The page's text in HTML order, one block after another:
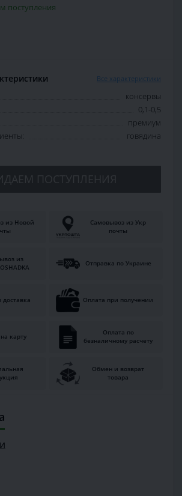
поступления
Все характеристики
консервы
0,1-0,5
премиум
говядина
ПОСТУПЛЕНИЯ
из Новой
Самовывоз из Укр
почты
из
Отправка по Украине
доставка Оплата при получении
карту
Оплата по
безналичному расчету
Обмен и возврат
товара